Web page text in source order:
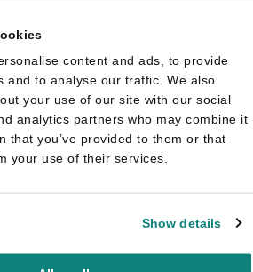
content and ads, to provide
and to analyse our traffic. We also
your use of our site with our social
analytics partners who may combine it
that you’ve provided to them or that
your use of their services.
Show details